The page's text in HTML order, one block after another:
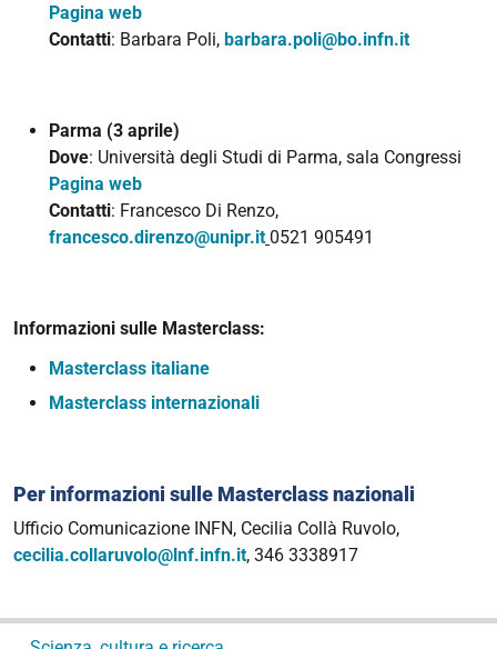
Pagina web
Contatti: Barbara Poli, barbara.poli@bo.infn.it
Parma (3 aprile)
Dove: Università degli Studi di Parma, sala Congressi
Pagina web
Contatti: Francesco Di Renzo,
francesco.direnzo@unipr.it 0521 905491
Informazioni sulle Masterclass:
Masterclass italiane
Masterclass internazionali
Per informazioni sulle Masterclass nazionali
Ufficio Comunicazione INFN, Cecilia Collà Ruvolo,
cecilia.collaruvolo@lnf.infn.it, 346 3338917